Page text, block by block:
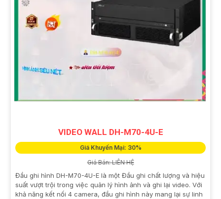
VIDEO WALL DH-M70-4U-E
Giá Khuyến Mại: 30%
Giá Bán: LIÊN HỆ
Đầu ghi hình DH-M70-4U-E là một Đầu ghi chất lượng và hiệu
suất vượt trội trong việc quản lý hình ảnh và ghi lại video. Với
khả năng kết nối 4 camera, đầu ghi hình này mang lại sự linh